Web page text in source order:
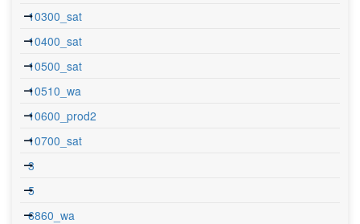
10300_sat
10400_sat
10500_sat
10510_wa
10600_prod2
10700_sat
3
5
6860_wa